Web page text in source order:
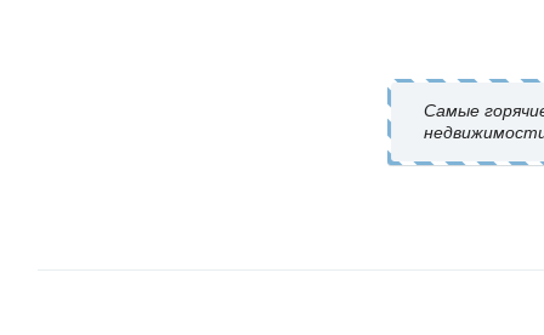
Самые